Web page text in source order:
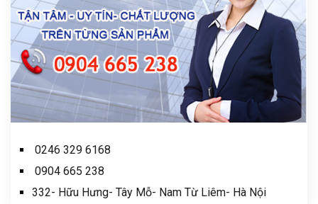
0246 329 6168
0904 665 238
332- Hữu Hưng- Tây Mỗ- Nam Từ Liêm- Hà Nội